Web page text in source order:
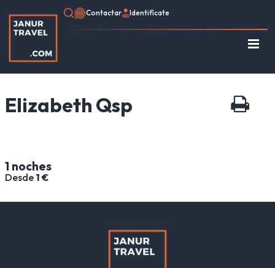
Contactar Identifícate
Inicio
Elizabeth Qsp
1 noches
Desde 1 €